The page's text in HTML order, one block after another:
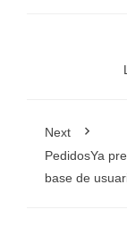
Next
PedidosYa
base de